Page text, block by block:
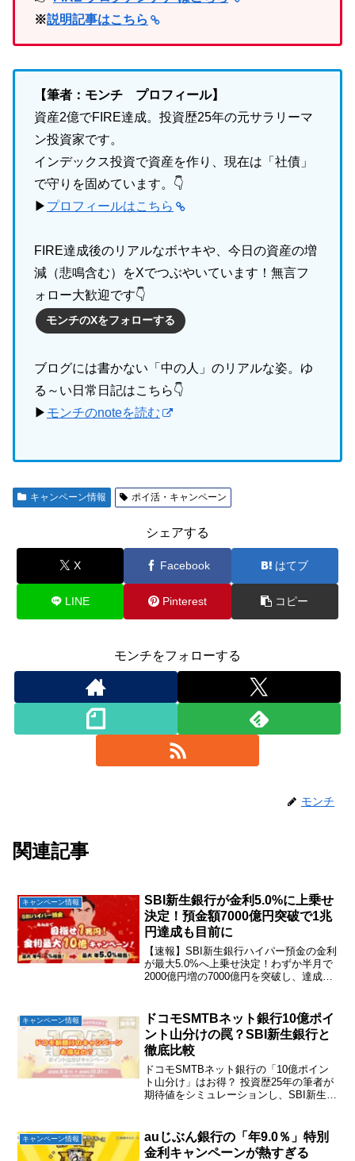
※説明記事はこちら
【筆者：モンチ プロフィール】
資産2億でFIRE達成。投資歴25年の元サラリーマ
ン投資家です。
インデックス投資で資産を作り、現在は「社債」
で守りを固めています。👇
▶ プロフィールはこちら
FIRE達成後のリアルなボヤキや、今日の資産の増
減（悲鳴含む）をXでつぶやいています！無言フ
ォロー大歓迎です👇
モンチのXをフォローする
ブログには書かない「中の人」のリアルな姿。ゆ
る～い日常日記はこちら👇
▶ モンチのnoteを読む
キャンペーン情報 ポイ活・キャンペーン
シェアする
X Facebook はてブ
LINE Pinterest コピー
モンチをフォローする
モンチ
関連記事
キャンペーン情報
SBI新生銀行が金利5.0%に上乗せ
決定！預金額7000億円突破で1兆
円達成も目前に
【速報】SBI新生銀行ハイパー預金の金利
が最大5.0%へ上乗せ決定！わずか半月で
2000億円増の7000億円を突破し、達成確
ードを公開します。
キャンペーン情報
ドコモSMTBネット銀行10億ポイ
ント山分けの罠？SBI新生銀行と
徹底比較
ドコモSMTBネット銀行の「10億ポイン
ト山分け」はお得？ 投資歴25年の筆者が
期待値をシミュレーションし、SBI新生銀
す！ぜひ参考にしてください。
キャンペーン情報
auじぶん銀行の「年9.0％」特別
金利キャンペーンが熱すぎる